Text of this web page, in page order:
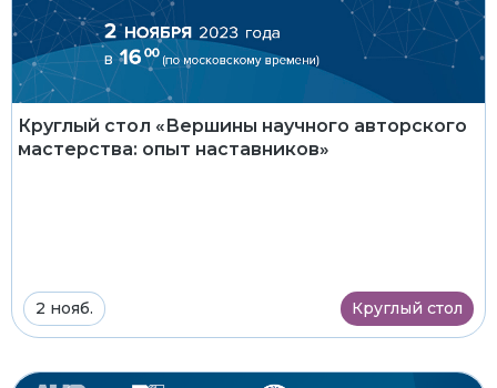
Круглый стол «Вершины научного авторского
мастерства: опыт наставников»
2 нояб. Круглый стол